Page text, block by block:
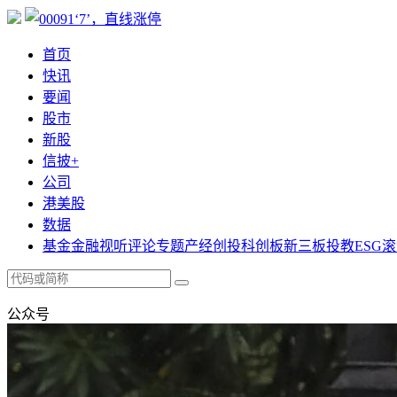
首页
快讯
要闻
股市
新股
信披+
公司
港美股
数据
基金金融视听评论专题产经创投科创板新三板投教ESG
公众号